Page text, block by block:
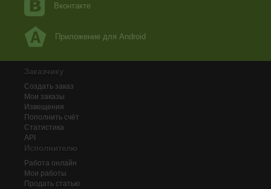
Вконтакте
Приложение для Android
Заказчику
Создать заказ
Мои заказы
Извещения
Пополнить счёт
Статистика
API
Исполнителю
Работа онлайн
Мои работы
Продать статью